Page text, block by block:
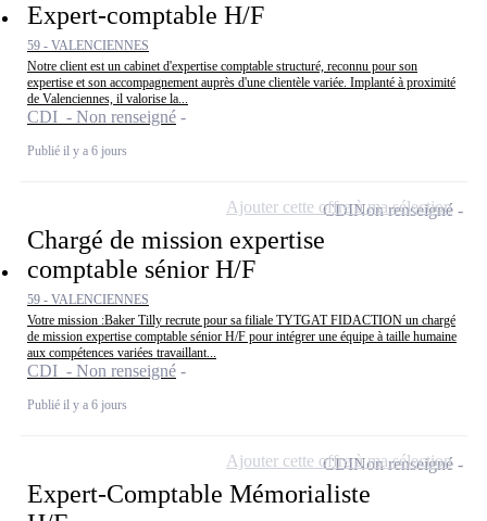
Expert-comptable H/F
59 - VALENCIENNES
Notre client est un cabinet d'expertise comptable structuré, reconnu pour son
expertise et son accompagnement auprès d'une clientèle variée. Implanté à proximité
de Valenciennes, il valorise la...
CDI - Non renseigné
Publié il y a 6 jours
Chargé de mission expertise
comptable sénior H/F
59 - VALENCIENNES
Votre mission :Baker Tilly recrute pour sa filiale TYTGAT FIDACTION un chargé
de mission expertise comptable sénior H/F pour intégrer une équipe à taille humaine
aux compétences variées travaillant...
CDI - Non renseigné
Publié il y a 6 jours
CDINon renseigné
Ajouter cette offre à ma sélection
Expert-Comptable Mémorialiste
CDINon renseigné
Ajouter cette offre à ma sélection